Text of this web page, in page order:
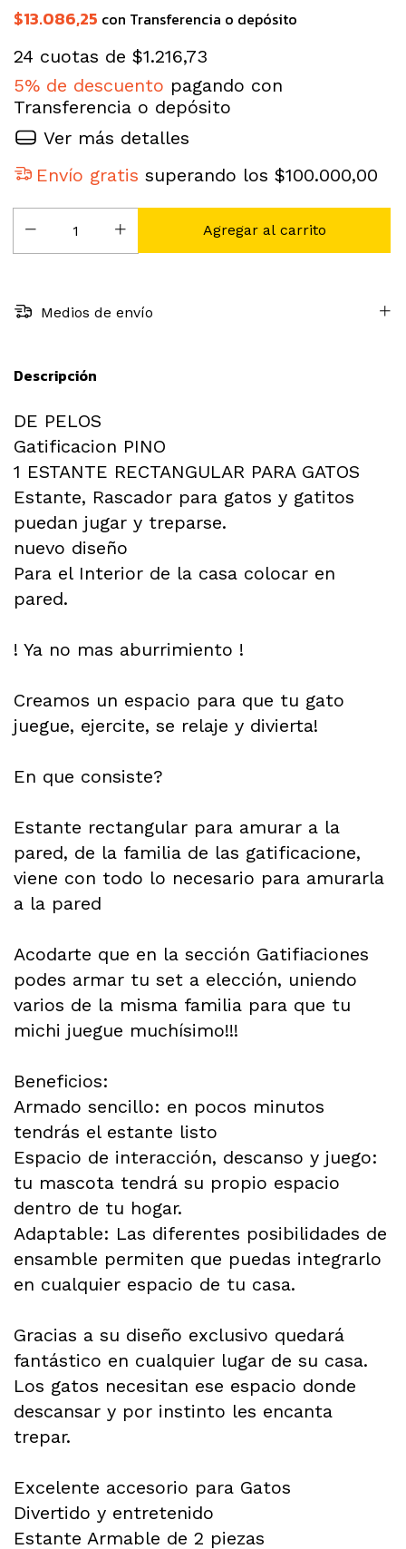
$13.086,25 con Transferencia o depósito
24 cuotas de $1.216,73
5% de descuento pagando con
Transferencia o depósito
Ver más detalles
Envío gratis superando los$100.000,00
Medios de envío
Descripción
DE PELOS
Gatificacion PINO
1 ESTANTE RECTANGULAR PARA GATOS
Estante, Rascador para gatos y gatitos
puedan jugar y treparse.
nuevo diseño
Para el Interior de la casa colocar en
pared.
! Ya no mas aburrimiento !
Creamos un espacio para que tu gato
juegue, ejercite, se relaje y divierta!
En que consiste?
Estante rectangular para amurar a la
pared, de la familia de las gatificacione,
viene con todo lo necesario para amurarla
a la pared
Acodarte que en la sección Gatifiaciones
podes armar tu set a elección, uniendo
varios de la misma familia para que tu
michi juegue muchísimo!!!
Beneficios:
Armado sencillo: en pocos minutos
tendrás el estante listo
Espacio de interacción, descanso y juego:
tu mascota tendrá su propio espacio
dentro de tu hogar.
Adaptable: Las diferentes posibilidades de
ensamble permiten que puedas integrarlo
en cualquier espacio de tu casa.
Gracias a su diseño exclusivo quedará
fantástico en cualquier lugar de su casa.
Los gatos necesitan ese espacio donde
descansar y por instinto les encanta
trepar.
Excelente accesorio para Gatos
Divertido y entretenido
Estante Armable de 2 piezas